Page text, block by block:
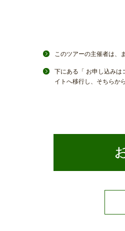
このツアーの主催者は、
下にある「 お申し込みは
イトへ移行し、そちらか